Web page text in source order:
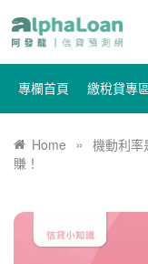
專欄首頁 繳稅貸專
Home » 機動利率
賺！